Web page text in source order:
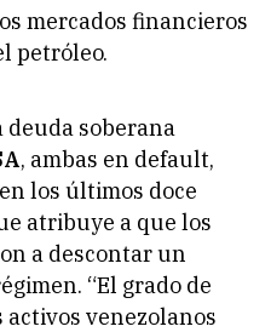
mercados financieros
petróleo.
deuda soberana
, ambas en default,
los últimos doce
atribuye a que los
a descontar un
“El grado de
venezolanos